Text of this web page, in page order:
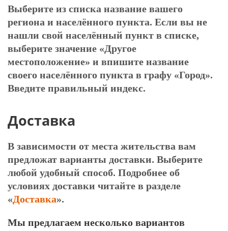
Выберите из списка название вашего
региона и населённого пункта. Если вы не
нашли свой населённый пункт в списке,
выберите значение «Другое
местоположение» и впишите название
своего населённого пункта в графу «Город».
Введите правильный индекс.
Доставка
В зависимости от места жительства вам
предложат варианты доставки. Выберите
любой удобный способ. Подробнее об
условиях доставки читайте в разделе
«Доставка».
Мы предлагаем несколько вариантов